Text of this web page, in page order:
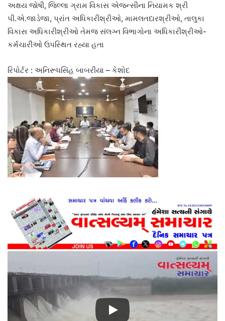
અક્ષય જોષી, જિલ્લા ગ્રામ વિકાસ એજન્સીના નિયામક શ્રી
પી.એ.જાડેજા, પ્રાંત અધિકારીશ્રીઓ, મામલતદારશ્રીઓ, તાલુકા
વિકાસ અધિકારીશ્રીઓ તેમજ સંલગ્ન વિભાગોના અધિકારીશ્રીઓ-
કર્મચારીઓ ઉપસ્થિત રહ્યા હતા
રિપોર્ટર : અનિરૂધસિંહ બાબરીયા – કેશોદ